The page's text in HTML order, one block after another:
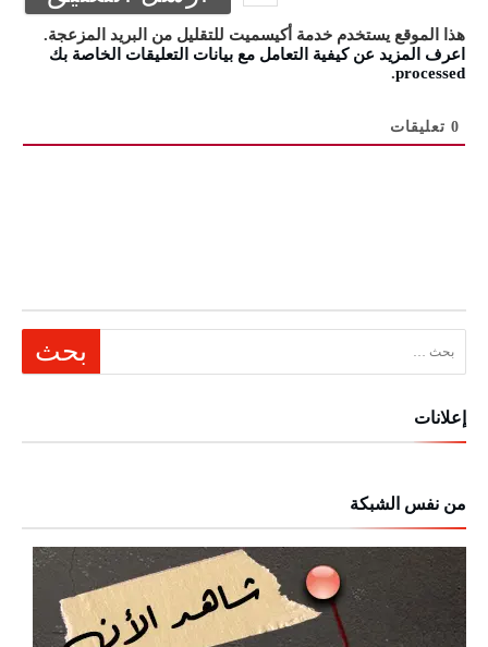
هذا الموقع يستخدم خدمة أكيسميت للتقليل من البريد المزعجة.
اعرف المزيد عن كيفية التعامل مع بيانات التعليقات الخاصة بك
processed
.
0 تعليقات
البحث عن:
إعلانات
من نفس الشبكة